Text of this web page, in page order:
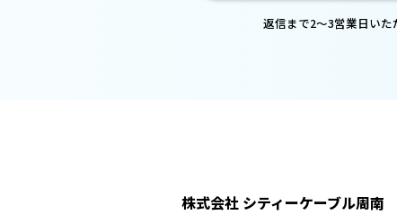
返信まで2～3営業日い
株式会社 シティーケーブル周南